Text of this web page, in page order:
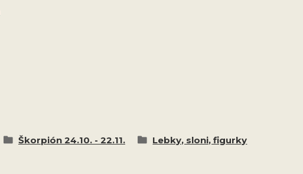
Škorpión 24.10. - 22.11.
Lebky, sloni, figurky